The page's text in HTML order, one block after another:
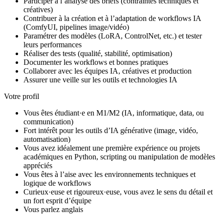
créatives)
Contribuer à la création et à l’adaptation de workflows IA
(ComfyUI, pipelines image/vidéo)
Paramétrer des modèles (LoRA, ControlNet, etc.) et tester
leurs performances
Réaliser des tests (qualité, stabilité, optimisation)
Documenter les workflows et bonnes pratiques
Collaborer avec les équipes IA, créatives et production
Assurer une veille sur les outils et technologies IA
Votre profil
Vous êtes étudiant·e en M1/M2 (IA, informatique, data, ou
communication)
Fort intérêt pour les outils d’IA générative (image, vidéo,
automatisation)
Vous avez idéalement une première expérience ou projets
académiques en Python, scripting ou manipulation de modèles
appréciés
Vous êtes à l’aise avec les environnements techniques et
logique de workflows
Curieux·euse et rigoureux·euse, vous avez le sens du détail et
un fort esprit d’équipe
Vous parlez anglais